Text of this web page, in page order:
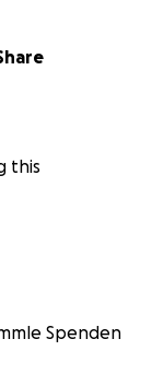
this
Spenden